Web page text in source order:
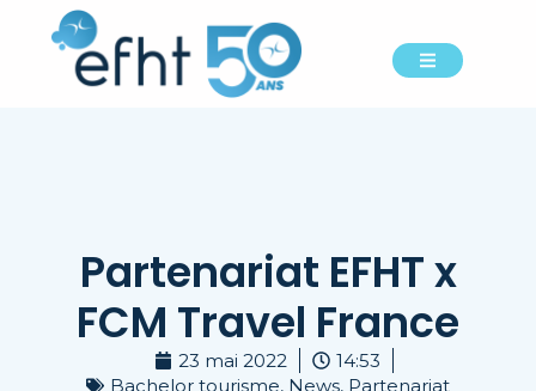
Partenariat EFHT x
FCM Travel France
23 mai 2022
14:53
Bachelor tourisme, News, Partenariat